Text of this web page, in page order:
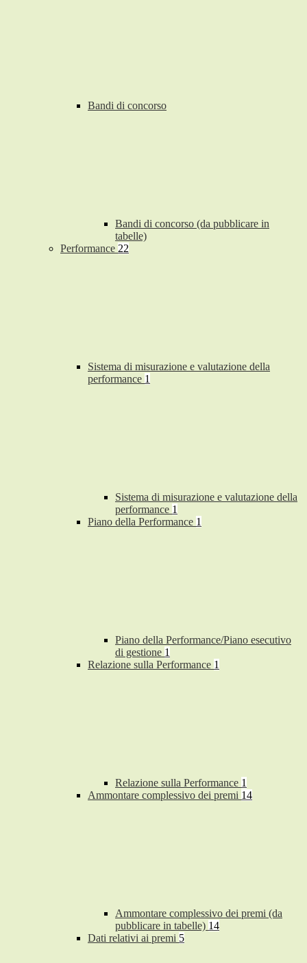
Bandi di concorso
Bandi di concorso (da pubblicare in
tabelle)
Performance 22
Sistema di misurazione e valutazione della
performance 1
Sistema di misurazione e valutazione della
performance 1
Piano della Performance 1
Piano della Performance/Piano esecutivo
di gestione 1
Relazione sulla Performance 1
Relazione sulla Performance 1
Ammontare complessivo dei premi 14
Ammontare complessivo dei premi (da
pubblicare in tabelle) 14
Dati relativi ai premi 5